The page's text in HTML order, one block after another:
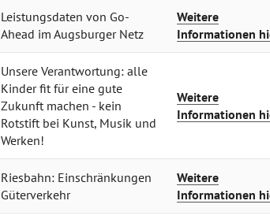
Leistungsdaten von Go-
Ahead im Augsburger Netz
Weitere
Informationen
Unsere Verantwortung: alle
Kinder fit für eine gute
Zukunft machen - kein
Rotstift bei Kunst, Musik und
Werken!
Weitere
Informationen
Riesbahn: Einschränkungen
Güterverkehr
Weitere
Informationen